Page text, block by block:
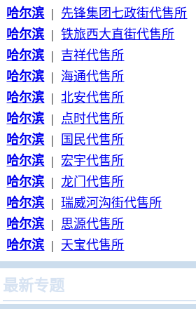
哈尔滨 | 先锋集团七政街代售所
哈尔滨 | 铁旅西大直街代售所
哈尔滨 | 吉祥代售所
哈尔滨 | 海通代售所
哈尔滨 | 北安代售所
哈尔滨 |
点时代售所
哈尔滨 |
国民代售所
哈尔滨 | 宏宇代售所
哈尔滨 | 龙门代售所
哈尔滨 | 瑞威河沟街代售所
哈尔滨 | 思源代售所
哈尔滨 | 天宝代售所
最新专题